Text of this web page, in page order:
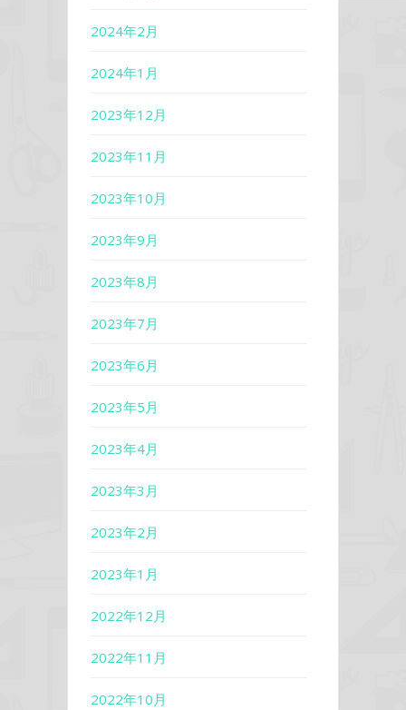
2024年2月
2024年1月
2023年12月
2023年11月
2023年10月
2023年9月
2023年8月
2023年7月
2023年6月
2023年5月
2023年4月
2023年3月
2023年2月
2023年1月
2022年12月
2022年11月
2022年10月